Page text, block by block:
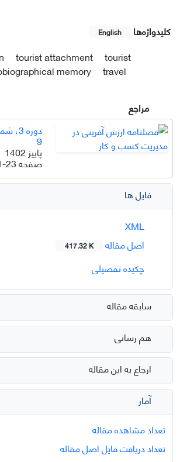
کلیدواژه‌ها English
tourist attachment
tourist
memory
travel
مراجع
9
پاییز 1402
صفحه23
فایل ها
اصل مقاله
417.32 K
چکیده تفصیلی
سابقه مقاله
هم رسانی
ارجاع به این مقاله
آمار
تعداد مشاهده مقاله
تعداد دریافت فایل اصل مقاله